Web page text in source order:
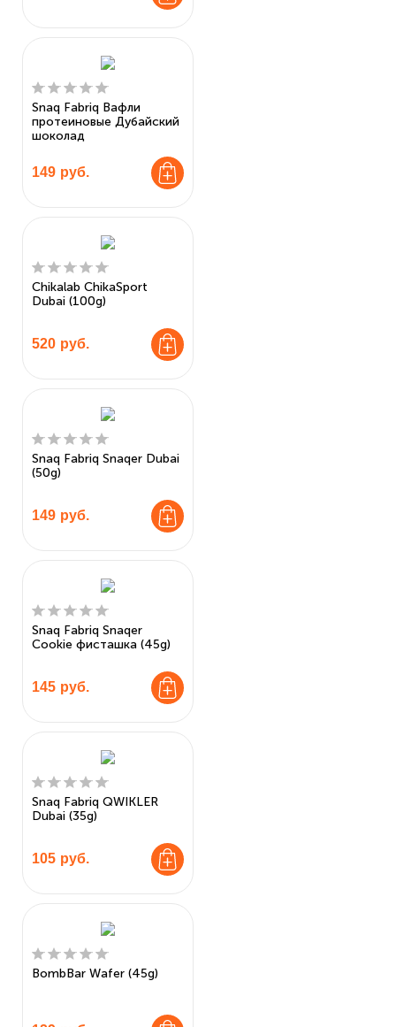
Snaq Fabriq Вафли
протеиновые Дубайский
шоколад
149 руб.
Chikalab ChikaSport
Dubai (100g)
520 руб.
Snaq Fabriq Snaqer Dubai
(50g)
149 руб.
Snaq Fabriq Snaqer
Cookie фисташка (45g)
145 руб.
Snaq Fabriq QWIKLER
Dubai (35g)
105 руб.
BombBar Wafer (45g)